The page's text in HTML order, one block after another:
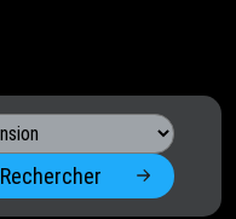
Rechercher